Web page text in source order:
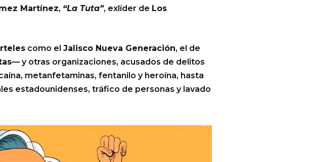
Martínez, “La Tuta”, exlíder de Los
como el Jalisco Nueva Generación, el de
— y otras organizaciones, acusados de delitos
metanfetaminas, fentanilo y heroína, hasta
estadounidenses, tráfico de personas y lavado